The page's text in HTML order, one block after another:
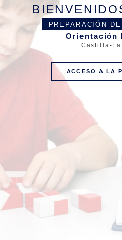
Orientación
PREPARACIÓN
Castilla-La
ACCESO A LA